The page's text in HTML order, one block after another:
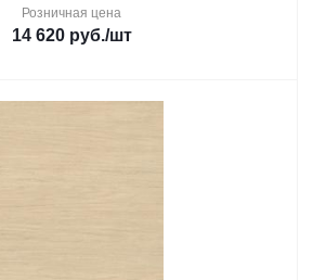
Розничная цена
14 620руб./шт